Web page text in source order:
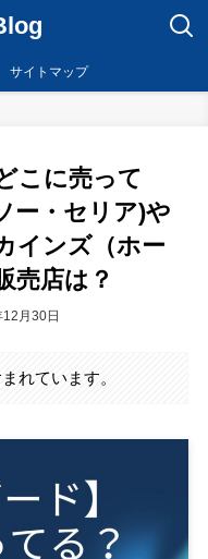
サイトマップ
こに売って
ー・セリア)や
インズ（ホー
売店は？
月30日
れています。